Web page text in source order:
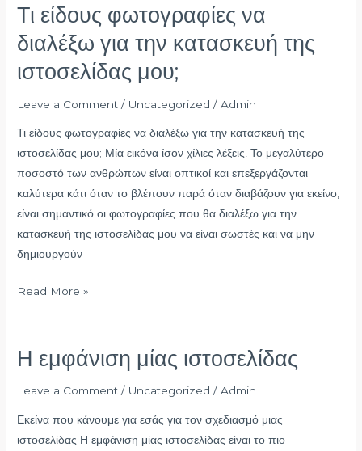
Τι είδους φωτογραφίες να
διαλέξω για την κατασκευή της
ιστοσελίδας μου;
Leave a Comment / Uncategorized /Admin
Τι είδους φωτογραφίες να διαλέξω για την κατασκευή της
ιστοσελίδας μου; Μία εικόνα ίσον χίλιες λέξεις! Το μεγαλύτερο
ποσοστό των ανθρώπων είναι οπτικοί και επεξεργάζονται
καλύτερα κάτι όταν το βλέπουν παρά όταν διαβάζουν για εκείνο,
είναι σημαντικό οι φωτογραφίες που θα διαλέξω για την
κατασκευή της ιστοσελίδας μου να είναι σωστές και να μην
δημιουργούν
Τι
φωτογραφίες
να
για
την
κατασκευή
της
ιστοσελίδας
μου;
Read More »
Η εμφάνιση μίας ιστοσελίδας
Leave a Comment / Uncategorized /Admin
Εκείνα που κάνουμε για εσάς για τον σχεδιασμό μιας
ιστοσελίδας Η εμφάνιση μίας ιστοσελίδας είναι το πιο
Η
εμφάνιση
μίας
ιστοσελίδας